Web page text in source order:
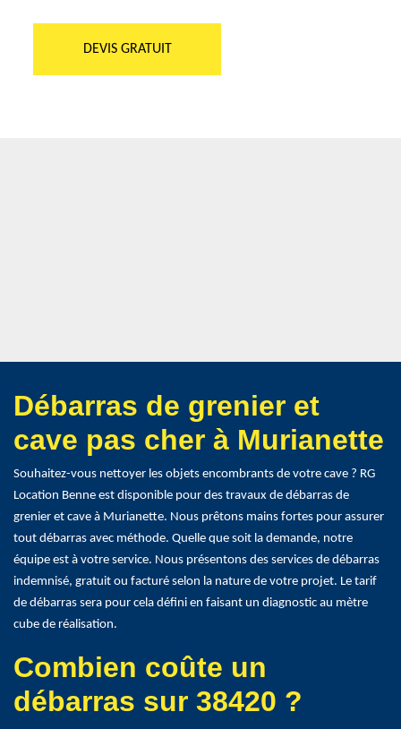
DEVIS GRATUIT
Débarras de grenier et
cave pas cher à Murianette
Souhaitez-vous nettoyer les objets encombrants de votre cave ? RG
Location Benne est disponible pour des travaux de débarras de
grenier et cave à Murianette. Nous prêtons mains fortes pour assurer
tout débarras avec méthode. Quelle que soit la demande, notre
équipe est à votre service. Nous présentons des services de débarras
indemnisé, gratuit ou facturé selon la nature de votre projet. Le tarif
de débarras sera pour cela défini en faisant un diagnostic au mètre
cube de réalisation.
Combien coûte un
débarras sur 38420 ?